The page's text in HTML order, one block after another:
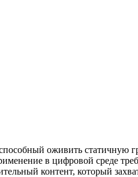
оживить статичную
в цифровой среде
контент, который